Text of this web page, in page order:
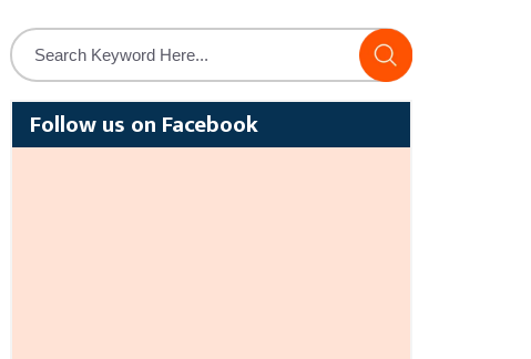
Follow us on Facebook